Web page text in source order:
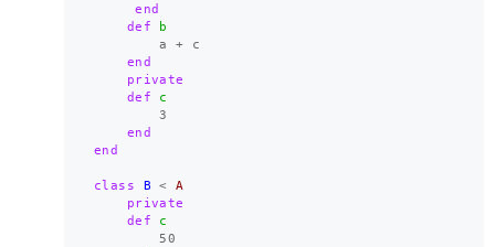
end
def
b
a
+
c
end
private
def
c
3
end
end
class B <
A
private
def
c
50